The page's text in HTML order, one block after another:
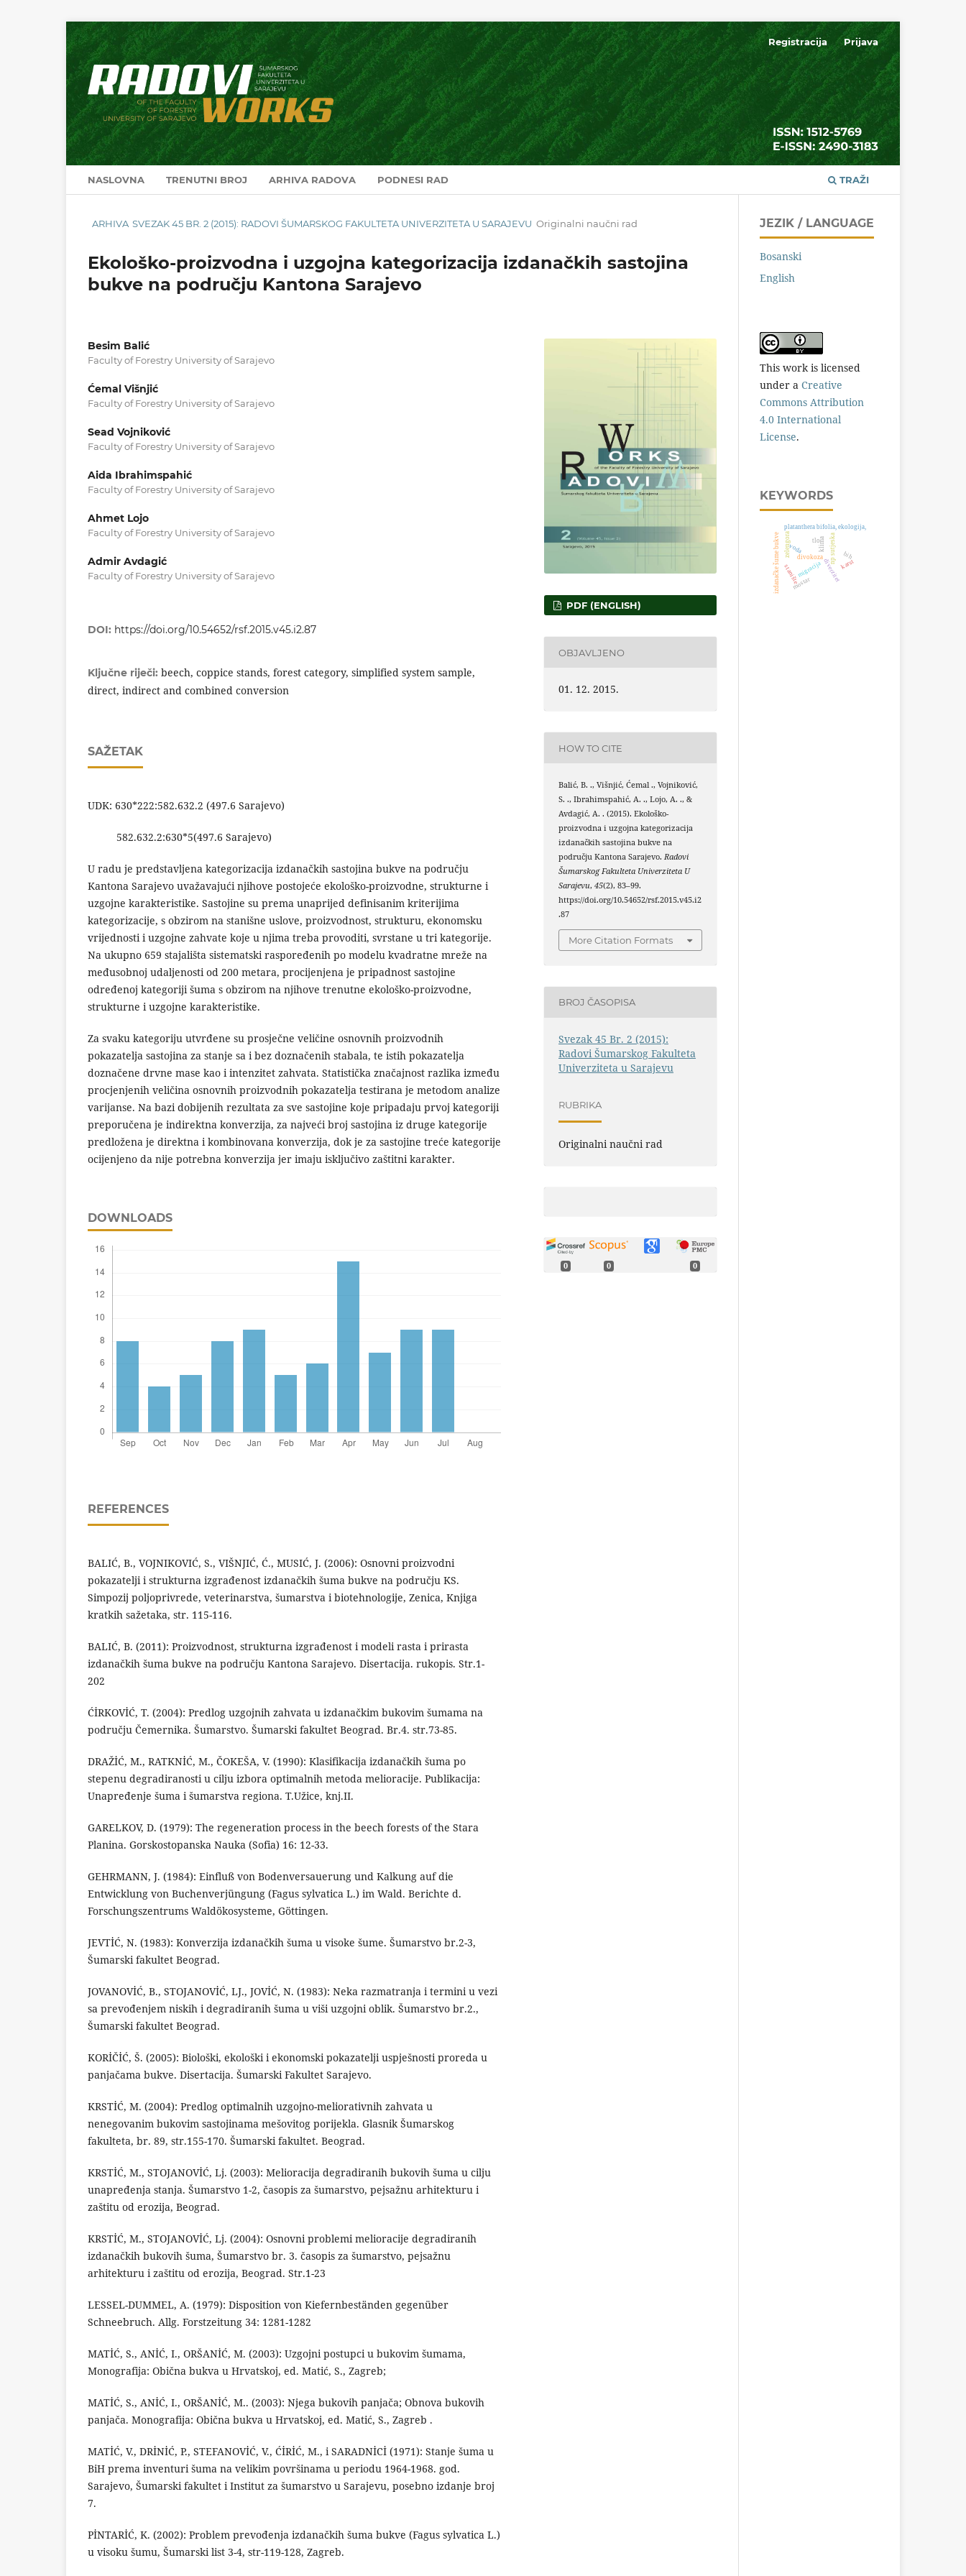
NASLOVNA TRENUTNI BROJ ARHIVA RADOVA PODNESI RAD TRAŽI
Registracija Prijava
ARHIVA SVEZAK 45 BR. 2 (2015): RADOVI ŠUMARSKOG FAKULTETA UNIVERZITETA U SARAJEVU Originalni naučni rad
Ekološko-proizvodna i uzgojna kategorizacija izdanačkih sastojina
bukve na području Kantona Sarajevo
Besim Balić
Faculty of Forestry University of Sarajevo
Ćemal Višnjić
Faculty of Forestry University of Sarajevo
Sead Vojniković
Faculty of Forestry University of Sarajevo
Aida Ibrahimspahić
Faculty of Forestry University of Sarajevo
Ahmet Lojo
Faculty of Forestry University of Sarajevo
Admir Avdagić
Faculty of Forestry University of Sarajevo
DOI: https://doi.org/10.54652/rsf.2015.v45.i2.87
Ključne riječi: beech, coppice stands, forest category, simplified system sample,
direct, indirect and combined conversion
SAŽETAK
UDK: 630*222:582.632.2 (497.6 Sarajevo)
582.632.2:630*5(497.6 Sarajevo)
U radu je predstavljena kategorizacija izdanačkih sastojina bukve na području
Kantona Sarajevo uvažavajući njihove postojeće ekološko-proizvodne, strukturne i
uzgojne karakteristike. Sastojine su prema unaprijed definisanim kriterijima
kategorizacije, s obzirom na stanišne uslove, proizvodnost, strukturu, ekonomsku
vrijednosti i uzgojne zahvate koje u njima treba provoditi, svrstane u tri kategorije.
Na ukupno 659 stajališta sistematski raspoređenih po modelu kvadratne mreže na
međusobnoj udaljenosti od 200 metara, procijenjena je pripadnost sastojine
određenoj kategoriji šuma s obzirom na njihove trenutne ekološko-proizvodne,
strukturne i uzgojne karakteristike.
Za svaku kategoriju utvrđene su prosječne veličine osnovnih proizvodnih
pokazatelja sastojina za stanje sa i bez doznačenih stabala, te istih pokazatelja
doznačene drvne mase kao i intenzitet zahvata. Statistička značajnost razlika između
procjenjenih veličina osnovnih proizvodnih pokazatelja testirana je metodom analize
varijanse. Na bazi dobijenih rezultata za sve sastojine koje pripadaju prvoj kategoriji
preporučena je indirektna konverzija, za najveći broj sastojina iz druge kategorije
predložena je direktna i kombinovana konverzija, dok je za sastojine treće kategorije
ocijenjeno da nije potrebna konverzija jer imaju isključivo zaštitni karakter.
DOWNLOADS
REFERENCES
BALIĆ, B., VOJNIKOVIĆ, S., VIŠNJIĆ, Ć., MUSIĆ, J. (2006): Osnovni proizvodni
pokazatelji i strukturna izgrađenost izdanačkih šuma bukve na području KS.
Simpozij poljoprivrede, veterinarstva, šumarstva i biotehnologije, Zenica, Knjiga
kratkih sažetaka, str. 115-116.
BALIĆ, B. (2011): Proizvodnost, strukturna izgrađenost i modeli rasta i prirasta
izdanačkih šuma bukve na području Kantona Sarajevo. Disertacija. rukopis. Str.1-
202
ĆİRKOVİĆ, T. (2004): Predlog uzgojnih zahvata u izdanačkim bukovim šumama na
području Čemernika. Šumarstvo. Šumarski fakultet Beograd. Br.4. str.73-85.
DRAŽİĆ, M., RATKNİĆ, M., ČOKEŠA, V. (1990): Klasifikacija izdanačkih šuma po
stepenu degradiranosti u cilju izbora optimalnih metoda melioracije. Publikacija:
Unapređenje šuma i šumarstva regiona. T.Užice, knj.II.
GARELKOV, D. (1979): The regeneration process in the beech forests of the Stara
Planina. Gorskostopanska Nauka (Sofia) 16: 12-33.
GEHRMANN, J. (1984): Einfluß von Bodenversauerung und Kalkung auf die
Entwicklung von Buchenverjüngung (Fagus sylvatica L.) im Wald. Berichte d.
Forschungszentrums Waldökosysteme, Göttingen.
JEVTİĆ, N. (1983): Konverzija izdanačkih šuma u visoke šume. Šumarstvo br.2-3,
Šumarski fakultet Beograd.
JOVANOVİĆ, B., STOJANOVİĆ, LJ., JOVİĆ, N. (1983): Neka razmatranja i termini u vezi
sa prevođenjem niskih i degradiranih šuma u viši uzgojni oblik. Šumarstvo br.2.,
Šumarski fakultet Beograd.
KORİČİĆ, Š. (2005): Biološki, ekološki i ekonomski pokazatelji uspješnosti proreda u
panjačama bukve. Disertacija. Šumarski Fakultet Sarajevo.
KRSTİĆ, M. (2004): Predlog optimalnih uzgojno-meliorativnih zahvata u
nenegovanim bukovim sastojinama mešovitog porijekla. Glasnik Šumarskog
fakulteta, br. 89, str.155-170. Šumarski fakultet. Beograd.
KRSTİĆ, M., STOJANOVİĆ, Lj. (2003): Melioracija degradiranih bukovih šuma u cilju
unapređenja stanja. Šumarstvo 1-2, časopis za šumarstvo, pejsažnu arhitekturu i
zaštitu od erozija, Beograd.
KRSTİĆ, M., STOJANOVİĆ, Lj. (2004): Osnovni problemi melioracije degradiranih
izdanačkih bukovih šuma, Šumarstvo br. 3. časopis za šumarstvo, pejsažnu
arhitekturu i zaštitu od erozija, Beograd. Str.1-23
LESSEL-DUMMEL, A. (1979): Disposition von Kiefernbeständen gegenüber
Schneebruch. Allg. Forstzeitung 34: 1281-1282
MATİĆ, S., ANİĆ, I., ORŠANİĆ, M. (2003): Uzgojni postupci u bukovim šumama,
Monografija: Obična bukva u Hrvatskoj, ed. Matić, S., Zagreb;
MATİĆ, S., ANİĆ, I., ORŠANİĆ, M.. (2003): Njega bukovih panjača; Obnova bukovih
panjača. Monografija: Obična bukva u Hrvatskoj, ed. Matić, S., Zagreb .
MATİĆ, V., DRİNİĆ, P., STEFANOVİĆ, V., ĆİRİĆ, M., i SARADNİCİ (1971): Stanje šuma u
BiH prema inventuri šuma na velikim površinama u periodu 1964-1968. god.
Sarajevo, Šumarski fakultet i Institut za šumarstvo u Sarajevu, posebno izdanje broj
7.
PİNTARİĆ, K. (2002): Problem prevođenja izdanačkih šuma bukve (Fagus sylvatica L.)
u visoku šumu, Šumarski list 3-4, str-119-128, Zagreb.
PDF (ENGLISH)
OBJAVLJENO
01. 12. 2015.
HOW TO CITE
Balić, B. ., Višnjić, Ćemal ., Vojniković,
S. ., Ibrahimspahić, A. ., Lojo, A. ., &
Avdagić, A. . (2015). Ekološko-
proizvodna i uzgojna kategorizacija
izdanačkih sastojina bukve na
području Kantona Sarajevo.Radovi
Šumarskog Fakulteta Univerziteta U
Sarajevu,45(2), 83–99.
https://doi.org/10.54652/rsf.2015.v45.i2
.87
More Citation Formats
BROJ ČASOPISA
Svezak 45 Br. 2 (2015):
Radovi Šumarskog Fakulteta
Univerziteta u Sarajevu
RUBRIKA
Originalni naučni rad
0 0 0
JEZIK / LANGUAGE
Bosanski
English
This work is licensed
under a Creative
Commons Attribution
4.0 International
License.
KEYWORDS
stanište
divokoza
zelengora np sutjeska
migracija
platanthera bifolia, ekologija,
karst
tlo
voda klima
mostar
izdanačke šume bukve diverzitet
bih